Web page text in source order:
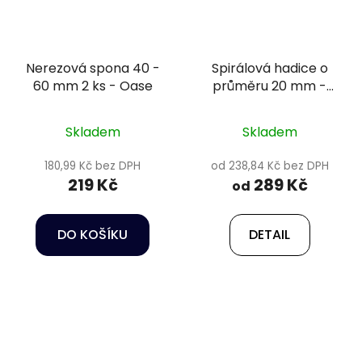
Nerezová spona 40 -
60 mm 2 ks - Oase
Skladem
180,99 Kč bez DPH
219 Kč
DO KOŠÍKU
Spirálová hadice o
průměru 20 mm -
Skladem
od 238,84 Kč bez DPH
od 289 Kč
DETAIL